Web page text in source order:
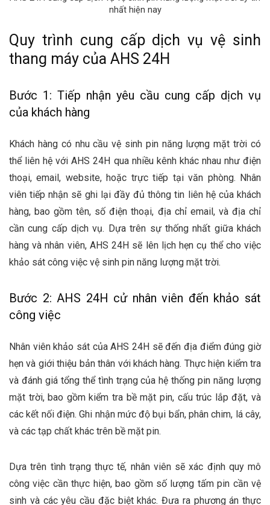
nhất hiện nay
Quy trình cung cấp dịch vụ vệ sinh
thang máy của AHS 24H
Bước 1: Tiếp nhận yêu cầu cung cấp dịch vụ
của khách hàng
Khách hàng có nhu cầu vệ sinh pin năng lượng mặt trời có
thể liên hệ với AHS 24H qua nhiều kênh khác nhau như điện
thoại, email, website, hoặc trực tiếp tại văn phòng. Nhân
viên tiếp nhận sẽ ghi lại đầy đủ thông tin liên hệ của khách
hàng, bao gồm tên, số điện thoại, địa chỉ email, và địa chỉ
cần cung cấp dịch vụ. Dựa trên sự thống nhất giữa khách
hàng và nhân viên, AHS 24H sẽ lên lịch hẹn cụ thể cho việc
khảo sát công việc vệ sinh pin năng lượng mặt trời.
Bước 2: AHS 24H cử nhân viên đến khảo sát
công việc
Nhân viên khảo sát của AHS 24H sẽ đến địa điểm đúng giờ
hẹn và giới thiệu bản thân với khách hàng. Thực hiện kiểm tra
và đánh giá tổng thể tình trạng của hệ thống pin năng lượng
mặt trời, bao gồm kiểm tra bề mặt pin, cấu trúc lắp đặt, và
các kết nối điện. Ghi nhận mức độ bụi bẩn, phân chim, lá cây,
và các tạp chất khác trên bề mặt pin.
Dựa trên tình trạng thực tế, nhân viên sẽ xác định quy mô
công việc cần thực hiện, bao gồm số lượng tấm pin cần vệ
sinh và các yêu cầu đặc biệt khác. Đưa ra phương án thực